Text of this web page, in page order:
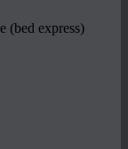
(bed express)